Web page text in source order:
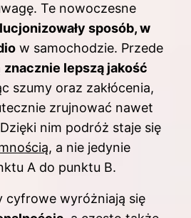
Te nowoczesne
sposób, w
w samochodzie. Przede
znacznie lepszą jakość
szumy oraz zakłócenia,
zrujnować nawet
nim podróż staje się
, a nie jedynie
A do punktu B.
cyfrowe wyróżniają się